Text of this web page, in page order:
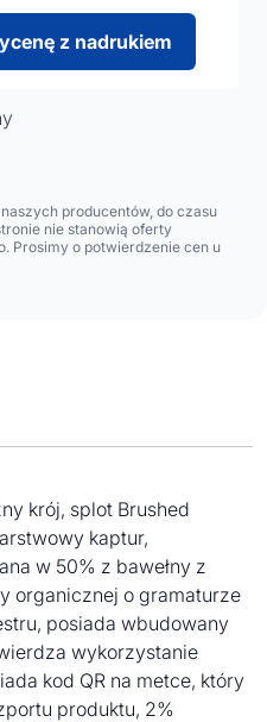
z nadrukiem
producentów, do czasu
nie stanowią oferty
Prosimy o potwierdzenie cen u
krój, splot Brushed
kaptur,
w 50% z bawełny z
organicznej o gramaturze
posiada wbudowany
wykorzystanie
kod QR na metce, który
produktu, 2%